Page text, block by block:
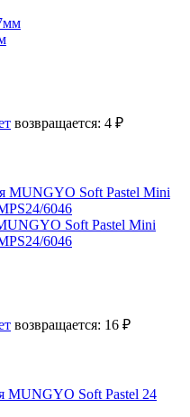
возвращается: 4 ₽
Soft Pastel Mini
6046
возвращается: 16 ₽